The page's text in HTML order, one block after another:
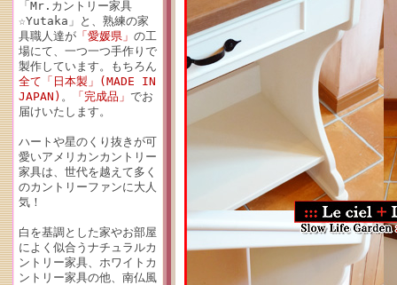
「Mr.カントリー家具
☆Yutaka」と、熟練の家
具職人達が 「愛媛県」 の工
場にて、一つ一つ手作りで
製作しています。もちろん
全て「日本製」(MADE IN
JAPAN) 。 「完成品」 でお
届けいたします。
ハートや星のくり抜きが可
愛いアメリカンカントリー
家具は、世代を越えて多く
のカントリーファンに大人
気！
白を基調とした家やお部屋
によく似合うナチュラルカ
ントリー家具、ホワイトカ
ントリー家具の他、南仏風